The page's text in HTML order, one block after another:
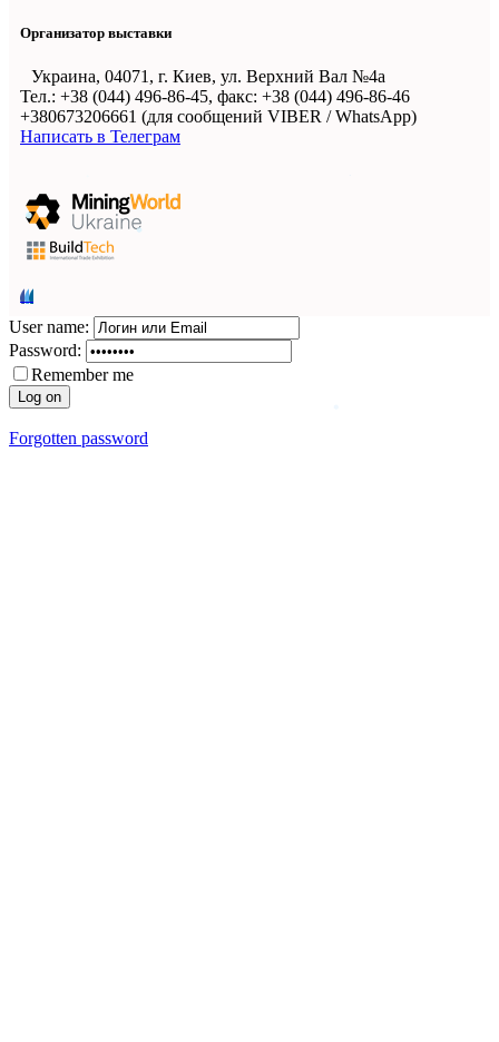
Организатор выставки
Украина, 04071, г. Киев, ул. Верхний Вал №4а
Тел.: +38 (044) 496-86-45, факс: +38 (044) 496-86-46
+380673206661 (для сообщений VIBER / WhatsApp)
Написать в Телеграм
User name:
Password:
Remember me
Forgotten password